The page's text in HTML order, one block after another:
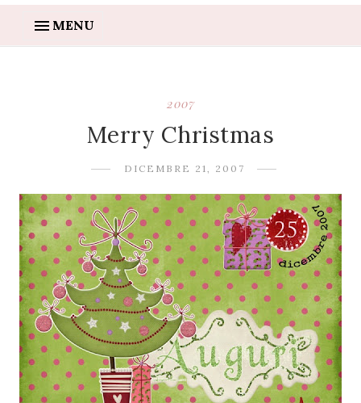
MENU
2007
Merry Christmas
DICEMBRE 21, 2007